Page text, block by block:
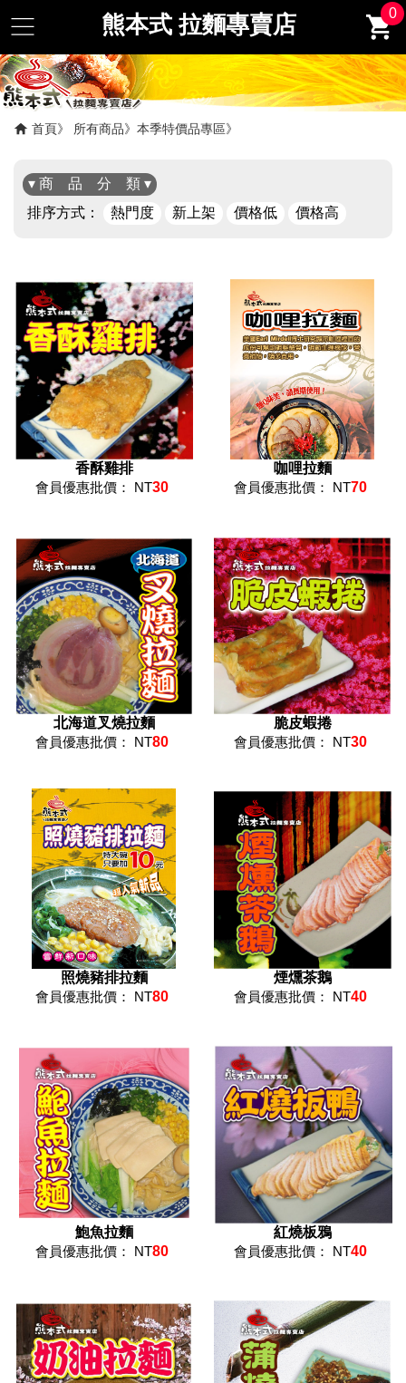
熊本式 拉麵專賣店 0
首頁 所有商品 本季特價品專區
▾ 商 品 分 類 ▾
排序方式：
熱門度 新上架 價格低 價格高
香酥雞排
會員優惠批價： NT30
咖哩拉麵
會員優惠批價： NT70
北海道叉燒拉麵
會員優惠批價： NT80
脆皮蝦捲
會員優惠批價： NT30
照燒豬排拉麵
會員優惠批價： NT80
煙燻茶鵝
會員優惠批價： NT40
鮑魚拉麵
會員優惠批價： NT80
紅燒板鴉
會員優惠批價： NT40